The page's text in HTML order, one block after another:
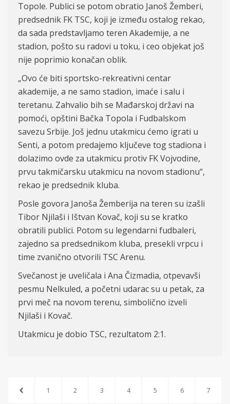
Topole. Publici se potom obratio Janoš Žemberi,
predsednik FK TSC, koji je između ostalog rekao,
da sada predstavljamo teren Akademije, a ne
stadion, pošto su radovi u toku, i ceo objekat još
nije poprimio konačan oblik.
„Ovo će biti sportsko-rekreativni centar
akademije, a ne samo stadion, imaće i salu i
teretanu. Zahvalio bih se Mađarskoj državi na
pomoći, opštini Bačka Topola i Fudbalskom
savezu Srbije. Još jednu utakmicu ćemo igrati u
Senti, a potom predajemo ključeve tog stadiona i
dolazimo ovde za utakmicu protiv FK Vojvodine,
prvu takmičarsku utakmicu na novom stadionu“,
rekao je predsednik kluba.
Posle govora Janoša Žemberija na teren su izašli
Tibor Njilaši i Ištvan Kovač, koji su se kratko
obratili publici. Potom su legendarni fudbaleri,
zajedno sa predsednikom kluba, presekli vrpcu i
time zvanično otvorili TSC Arenu.
Svečanost je uveličala i Ana Čizmadia, otpevavši
pesmu Nelkuled, a početni udarac su u petak, za
prvi meč na novom terenu, simbolično izveli
Njilaši i Kovač.
Utakmicu je dobio TSC, rezultatom 2:1.
1 2 3 4 5 6 7